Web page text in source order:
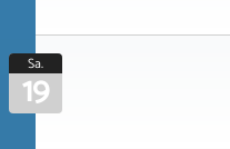
Sa.
19